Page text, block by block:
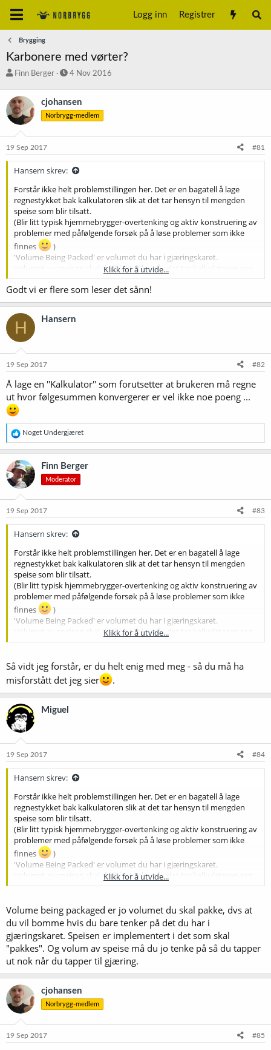
Logg inn Registrer
Brygging
Karbonere med vørter?
T
å
d
s
a
r
t
e
Finn Berger
S
r
t
a
o
4 Nov 2016
cjohansen
Norbrygg-medlem
19 Sep 2017 #81
Hansern skrev:
Forstår ikke helt problemstillingen her. Det er en bagatell å lage
regnestykket bak kalkulatoren slik at det tar hensyn til mengden
speise som blir tilsatt.
(Blir litt typisk hjemmebrygger-overtenking og aktiv konstruering av
problemer med påfølgende forsøk på å løse problemer som ikke
finnes
)
'Volume Being Packed' er volumet du har i gjæringskaret.
Volumet av speisen skal du ikke tenke på - det tar kalkulatoren seg
(Hadde den ikke gjort det ville den være meningsløs.)
Klikk for å utvide...
Godt vi er flere som leser det sånn!
H Hansern
19 Sep 2017 #82
Å lage en ''Kalkulator'' som forutsetter at brukeren må regne
ut hvor følgesummen konvergerer er vel ikke noe poeng ...
R
e
a
k
s
j
o
e
Noget Undergjæret
Finn Berger
Moderator
19 Sep 2017 #83
Hansern skrev:
Forstår ikke helt problemstillingen her. Det er en bagatell å lage
regnestykket bak kalkulatoren slik at det tar hensyn til mengden
speise som blir tilsatt.
(Blir litt typisk hjemmebrygger-overtenking og aktiv konstruering av
problemer med påfølgende forsøk på å løse problemer som ikke
finnes
)
'Volume Being Packed' er volumet du har i gjæringskaret.
Volumet av speisen skal du ikke tenke på - det tar kalkulatoren seg
Forøvrig - det var da som f... at jeg ikke så denne tråden tidligere.
Enklere blir det vel ikke; ingen sukkerlake, ingen utvanning, bare
velstand!
Klikk for å utvide...
Så vidt jeg forstår, er du helt enig med meg - så du må ha
misforstått det jeg sier
.
Miguel
19 Sep 2017 #84
Hansern skrev:
Forstår ikke helt problemstillingen her. Det er en bagatell å lage
regnestykket bak kalkulatoren slik at det tar hensyn til mengden
speise som blir tilsatt.
(Blir litt typisk hjemmebrygger-overtenking og aktiv konstruering av
problemer med påfølgende forsøk på å løse problemer som ikke
finnes
)
'Volume Being Packed' er volumet du har i gjæringskaret.
Volumet av speisen skal du ikke tenke på - det tar kalkulatoren seg
Forøvrig - det var da som f... at jeg ikke så denne tråden tidligere.
Enklere blir det vel ikke; ingen sukkerlake, ingen utvanning, bare
velstand!
Klikk for å utvide...
Volume being packaged er jo volumet du skal pakke, dvs at
du vil bomme hvis du bare tenker på det du har i
gjæringskaret. Speisen er implementert i det som skal
"pakkes". Og volum av speise må du jo tenke på så du tapper
ut nok når du tapper til gjæring.
cjohansen
Norbrygg-medlem
19 Sep 2017 #85